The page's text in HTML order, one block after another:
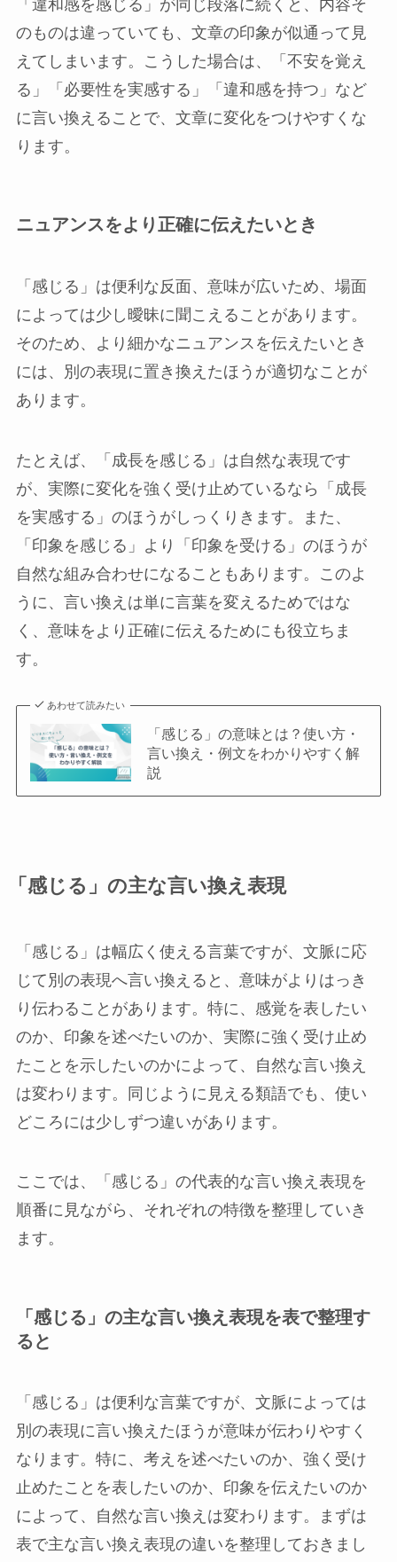
「違和感を感じる」が同じ段落に続くと、内容そ
のものは違っていても、文章の印象が似通って見
えてしまいます。こうした場合は、「不安を覚え
る」「必要性を実感する」「違和感を持つ」など
に言い換えることで、文章に変化をつけやすくな
ります。
ニュアンスをより正確に伝えたいとき
「感じる」は便利な反面、意味が広いため、場面
によっては少し曖昧に聞こえることがあります。
そのため、より細かなニュアンスを伝えたいとき
には、別の表現に置き換えたほうが適切なことが
あります。
たとえば、「成長を感じる」は自然な表現です
が、実際に変化を強く受け止めているなら「成長
を実感する」のほうがしっくりきます。また、
「印象を感じる」より「印象を受ける」のほうが
自然な組み合わせになることもあります。このよ
うに、言い換えは単に言葉を変えるためではな
く、意味をより正確に伝えるためにも役立ちま
す。
あわせて読みたい
「感じる」の意味とは？使い方・
言い換え・例文をわかりやすく解
説
「感じる」の主な言い換え表現
「感じる」は幅広く使える言葉ですが、文脈に応
じて別の表現へ言い換えると、意味がよりはっき
り伝わることがあります。特に、感覚を表したい
のか、印象を述べたいのか、実際に強く受け止め
たことを示したいのかによって、自然な言い換え
は変わります。同じように見える類語でも、使い
どころには少しずつ違いがあります。
ここでは、「感じる」の代表的な言い換え表現を
順番に見ながら、それぞれの特徴を整理していき
ます。
「感じる」の主な言い換え表現を表で整理す
ると
「感じる」は便利な言葉ですが、文脈によっては
別の表現に言い換えたほうが意味が伝わりやすく
なります。特に、考えを述べたいのか、強く受け
止めたことを表したいのか、印象を伝えたいのか
によって、自然な言い換えは変わります。まずは
表で主な言い換え表現の違いを整理しておきまし